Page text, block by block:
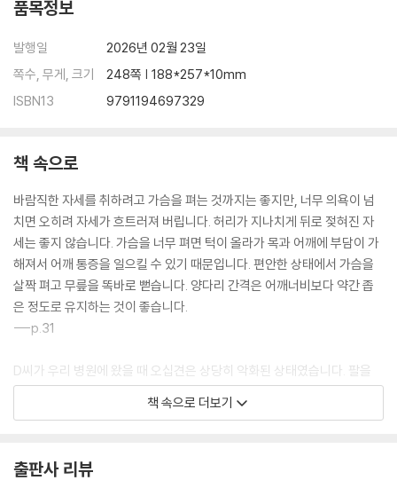
건강의 2차 피해를 일으키지 않는 알맞은 수치는?
가장 먼저 소금의 양을 줄인다
식사량을 무작정 줄이면 안 된다
이것만 지키면 술을 마셔도 괜찮다
유산소운동으로 혈관이 젊어진다
‘혈관 마사지’의 효과가 별로인 이유
에어 마사지 기계는 ‘개운하다!’로 끝나지 않는다
맺음말
꾸준히 실천할 수 있는 힘은 우리에게 평등하게 주어진 센스입니다
품목정보
발행일
2026년 02월 23일
쪽수, 무게, 크기
248쪽 | 188*257*10mm
ISBN13
9791194697329
책 속으로
바람직한 자세를 취하려고 가슴을 펴는 것까지는 좋지만, 너무 의욕이 넘
치면 오히려 자세가 흐트러져 버립니다. 허리가 지나치게 뒤로 젖혀진 자
세는 좋지 않습니다. 가슴을 너무 펴면 턱이 올라가 목과 어깨에 부담이 가
해져서 어깨 통증을 일으킬 수 있기 때문입니다. 편안한 상태에서 가슴을
살짝 펴고 무릎을 똑바로 뻗습니다. 양다리 간격은 어깨너비보다 약간 좁
은 정도로 유지하는 것이 좋습니다.
---p.31
D씨가 우리 병원에 왔을 때 오십견은 상당히 악화된 상태였습니다. 팔을
아주 조금만 들어올려도 심한 통증을 느끼기 때문에 움직이는 것에 두려움
을 느낀다고 했습니다. 그래서 두 가지 조언을 해주었습니다. 첫째, 집에서
--- pp.71-72
책 속으로 더보기
출판사 리뷰